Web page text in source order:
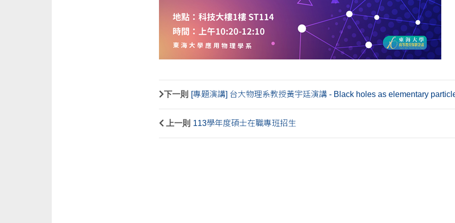
下一則 [專題演講] 台大物理系教授黃宇廷演講 - Black holes as elementary
上一則 113學年度碩士在職專班招生